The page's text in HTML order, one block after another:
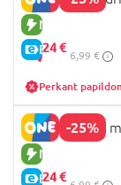
NAUJA PREKĖ
E-KAINA
5,24 €
6,99 €
Perkant
-25%
NAUJA PREKĖ
E-KAINA
JADORE puri
5,24 €